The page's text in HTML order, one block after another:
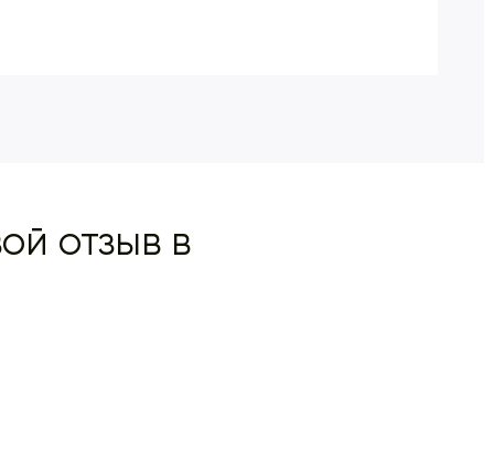
отзыв в